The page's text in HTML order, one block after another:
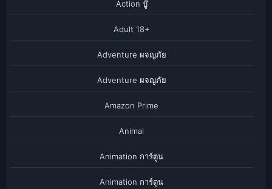
Action บู๊
Adult 18+
Adventure ผจญภัย
Adventure ผจญภัย
Amazon Prime
Animal
Animation การ์ตูน
Animation การ์ตูน